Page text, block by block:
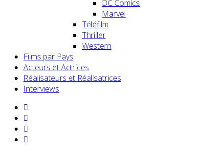
DC Comics
Marvel
Téléfilm
Thriller
Western
Films par Pays
Acteurs et Actrices
Réalisateurs et Réalisatrices
Interviews